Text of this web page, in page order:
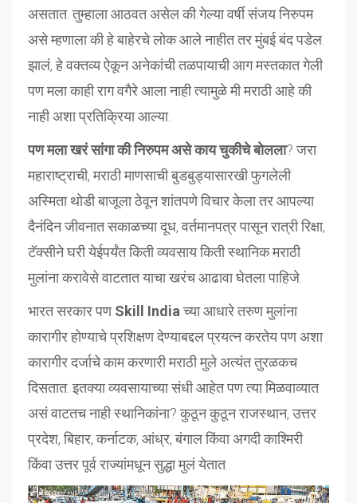
असतात. तुम्हाला आठवत असेल की गेल्या वर्षी संजय निरुपम
असे म्हणाला की हे बाहेरचे लोक आले नाहीत तर मुंबई बंद पडेल.
झालं, हे वक्तव्य ऐकून अनेकांची तळपायाची आग मस्तकात गेली
पण मला काही राग वगैरे आला नाही त्यामुळे मी मराठी आहे की
नाही अशा प्रतिक्रिया आल्या.
पण मला खरं सांगा की निरुपम असे काय चुकीचे बोलला? जरा
महाराष्ट्राची, मराठी माणसाची बुडबुड्यासारखी फुगलेली
अस्मिता थोडी बाजूला ठेवून शांतपणे विचार केला तर आपल्या
दैनंदिन जीवनात सकाळच्या दूध, वर्तमानपत्र पासून रात्री रिक्षा,
टॅक्सीने घरी येईपर्यंत किती व्यवसाय किती स्थानिक मराठी
मुलांना करावेसे वाटतात याचा खरंच आढावा घेतला पाहिजे.
भारत सरकार पण Skill Indiaच्या आधारे तरुण मुलांना
कारागीर होण्याचे प्रशिक्षण देण्याबद्दल प्रयत्न करतेय पण अशा
कारागीर दर्जाचे काम करणारी मराठी मुले अत्यंत तुरळकच
दिसतात. इतक्या व्यवसायाच्या संधी आहेत पण त्या मिळवाव्यात
असं वाटतच नाही स्थानिकांना? कुठून कुठून राजस्थान, उत्तर
प्रदेश, बिहार, कर्नाटक, आंध्र, बंगाल किंवा अगदी काश्मिरी
किंवा उत्तर पूर्व राज्यांमधून सुद्धा मुलं येतात.